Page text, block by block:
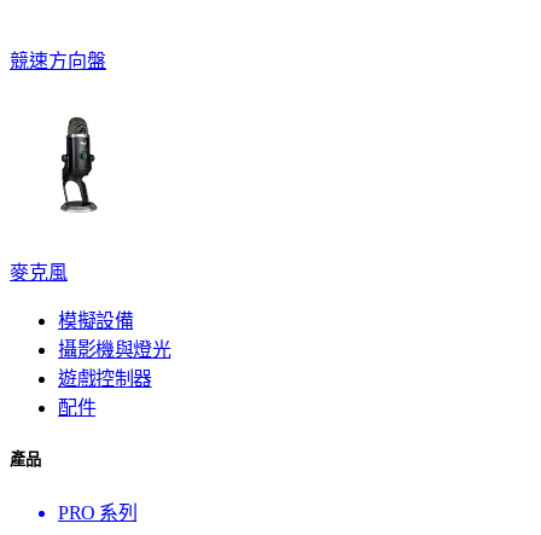
競速方向盤
麥克風
模擬設備
攝影機與燈光
遊戲控制器
配件
產品
PRO 系列